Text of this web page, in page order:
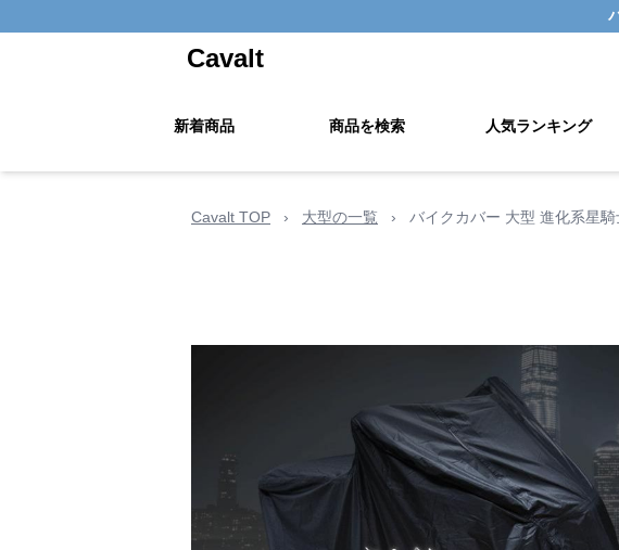
Cavalt
新着商品 商品を検索 人気ランキング
Cavalt TOP › 大型の一覧 › バイクカバー 大型 進化系星